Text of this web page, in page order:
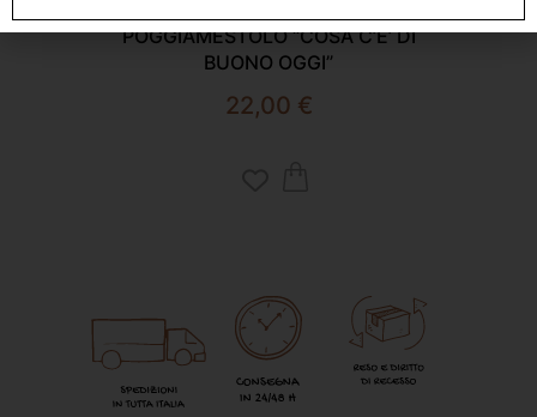
POGGIAMESTOLO “COSA C’E’ DI
BUONO OGGI”
22,00 €